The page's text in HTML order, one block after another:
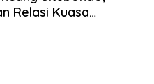
Relasi Kuasa